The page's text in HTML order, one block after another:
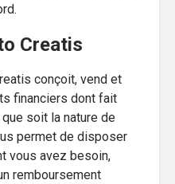
Creatis
conçoit, vend et
financiers dont fait
soit la nature de
permet de disposer
vous avez besoin,
remboursement